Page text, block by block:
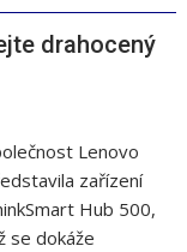
drahocený
Lenovo
zařízení
Hub 500,
se dokáže